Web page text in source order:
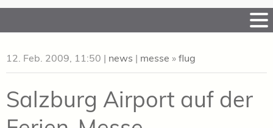
to
12. Feb. 2009, 11:50 | news | messe » flug
Salzburg Airport auf der